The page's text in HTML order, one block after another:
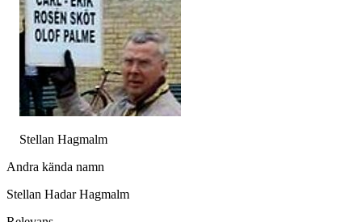
Stellan Hagmalm
Andra kända namn
Stellan Hadar Hagmalm